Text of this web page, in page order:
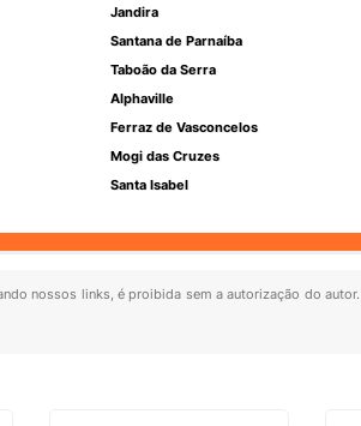
Jandira
Santana de Parnaíba
Taboão da Serra
Alphaville
Ferraz de Vasconcelos
Mogi das Cruzes
Santa Isabel
nossos links, é proibida sem a autorização do